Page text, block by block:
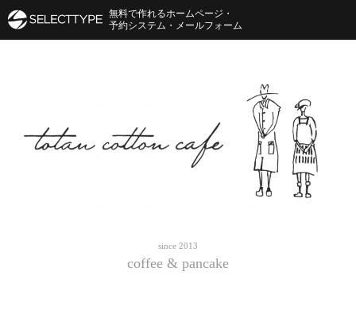
since 2013
coffee & pancake
無料で作れるホームページ・
予約システム・メールフォーム